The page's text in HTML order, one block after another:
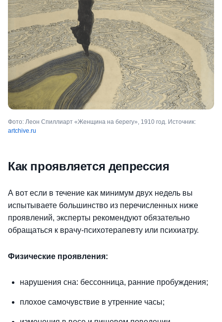
Фото: Леон Спиллиарт «Женщина на берегу», 1910 год. Источник:
artchive.ru
Как проявляется депрессия
А вот если в течение как минимум двух недель вы
испытываете большинство из перечисленных ниже
проявлений, эксперты рекомендуют обязательно
обращаться к врачу-психотерапевту или психиатру.
Физические проявления:
нарушения сна: бессонница, ранние пробуждения;
плохое самочувствие в утренние часы;